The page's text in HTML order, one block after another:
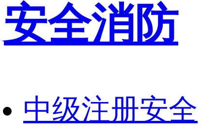
安全消防
中级注册安全